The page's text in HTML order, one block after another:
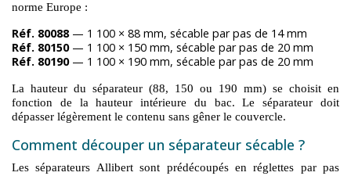
norme Europe :
Réf. 80088— 1 100 × 88 mm, sécable par pas de 14 mm
Réf. 80150— 1 100 × 150 mm, sécable par pas de 20 mm
Réf. 80190— 1 100 × 190 mm, sécable par pas de 20 mm
La hauteur du séparateur (88, 150 ou 190 mm) se choisit en
fonction de la hauteur intérieure du bac. Le séparateur doit
dépasser légèrement le contenu sans gêner le couvercle.
Comment découper un séparateur sécable ?
Les séparateurs Allibert sont prédécoupés en réglettes par pas